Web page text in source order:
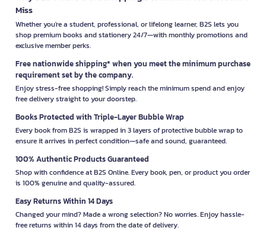
Miss
Whether you're a student, professional, or lifelong learner, B2S lets you
shop premium books and stationery 24/7—with monthly promotions and
exclusive member perks.
Free nationwide shipping* when you meet the minimum purchase
requirement set by the company.
Enjoy stress-free shopping! Simply reach the minimum spend and enjoy
free delivery straight to your doorstep.
Books Protected with Triple-Layer Bubble Wrap
Every book from B2S is wrapped in 3 layers of protective bubble wrap to
ensure it arrives in perfect condition—safe and sound, guaranteed.
100% Authentic Products Guaranteed
Shop with confidence at B2S Online. Every book, pen, or product you order
is 100% genuine and quality-assured.
Easy Returns Within 14 Days
Changed your mind? Made a wrong selection? No worries. Enjoy hassle-
free returns within 14 days from the date of delivery.